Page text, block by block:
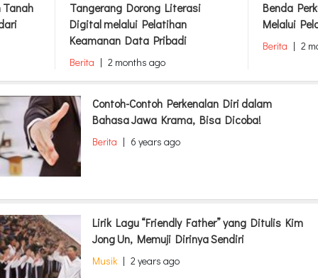
Tanah
Tangerang Dorong Literasi
Digital melalui Pelatihan
Keamanan Data Pribadi
Berita | 2 months ago
Benda
Melalui
Berita | 2
Contoh-Contoh Perkenalan Diri dalam
Bahasa Jawa Krama, Bisa Dicoba!
Berita | 6 years ago
Lirik Lagu “Friendly Father” yang Ditulis Kim
Jong Un, Memuji Dirinya Sendiri
Musik | 2 years ago